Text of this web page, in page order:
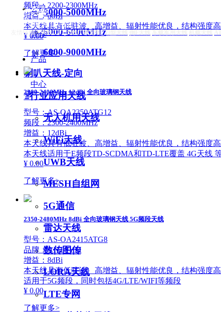
3000-5000MHz
5000-6000MHz
6000-9000MHz
喇叭天线-定向
ꁇ行业应用天线
无人机用天线
WiFi天线
UWB天线
MESH自组网
5G通信
雷达天线
数传图传
LORA天线
LTE专网
频段：2200-2300MHz
增益：6dBi
本天线具有低驻波、高增益、辐射性能优良，结构强度
¥ 0.00
了解更多>
2300-2400MHz 12dBi 全向玻璃钢天线
型号：AS-OA2350ATG12
频段：2300-2400MHz
增益：12dBi
本天线具有低驻波、高增益、辐射性能优良，结构强度
本天线适用于E频段TD-SCDMA和TD-LTE覆盖 4G天线
¥ 0.00
了解更多>
2350-2480MHz 8dBi 全向玻璃钢天线 5G频段天线
型号：AS-OA2415ATG8
品牌：ANTSYM
增益：8dBi
本天线具有低驻波、高增益、辐射性能优良，结构强度
适用于5G频段，同时包括4G/LTE/WIFI等频段
¥ 0.00
了解更多>
公司
简介
产品
中心
网站导航
技术服务微信
友情链接：天线工厂 天线厂家定制 刀型天线